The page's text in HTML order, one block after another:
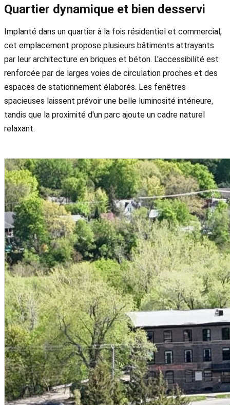
Quartier dynamique et bien desservi
Implanté dans un quartier à la fois résidentiel et commercial,
cet emplacement propose plusieurs bâtiments attrayants
par leur architecture en briques et béton. L'accessibilité est
renforcée par de larges voies de circulation proches et des
espaces de stationnement élaborés. Les fenêtres
spacieuses laissent prévoir une belle luminosité intérieure,
tandis que la proximité d'un parc ajoute un cadre naturel
relaxant.